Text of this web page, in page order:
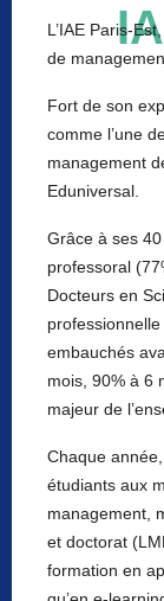
L’IAE Paris-
de
Fort de son
comme l’une
management
Eduniversal.
Grâce à ses
professoral
Docteurs en
embauchés
mois, 90% à 6
majeur de
Chaque
étudiants aux
management,
et doctorat
formation en